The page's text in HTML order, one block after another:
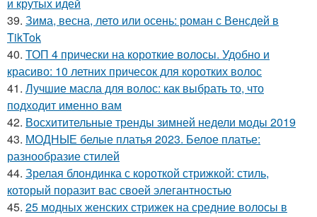
39. Зима, весна, лето или осень: роман с Венсдей в
TikTok
40. ТОП 4 прически на короткие волосы. Удобно и
красиво: 10 летних причесок для коротких волос
41. Лучшие масла для волос: как выбрать то, что
подходит именно вам
42. Восхитительные тренды зимней недели моды 2019
43. МОДНЫЕ белые платья 2023. Белое платье:
разнообразие стилей
44. Зрелая блондинка с короткой стрижкой: стиль,
который поразит вас своей элегантностью
45. 25 модных женских стрижек на средние волосы в